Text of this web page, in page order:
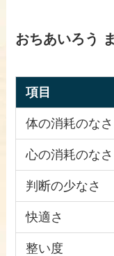
おちあいろう
項目
体の消耗のなさ
心の消耗のなさ
判断の少なさ
快適さ
整い度